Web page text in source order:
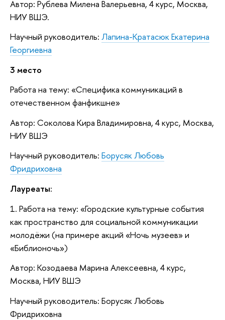
Автор: Рублева Милена Валерьевна, 4 курс, Москва,
НИУ ВШЭ.
Научный руководитель: Лапина-Кратасюк Екатерина
Георгиевна
3 место
Работа на тему: «Специфика коммуникаций в
отечественном фанфикшне»
Автор: Соколова Кира Владимировна, 4 курс, Москва,
НИУ ВШЭ
Научный руководитель: Борусяк Любовь
Фридриховна
Лауреаты:
1. Работа на тему: «Городские культурные события
как пространство для социальной коммуникации
молодёжи (на примере акций «Ночь музеев» и
«Библионочь»)
Автор: Козодаева Марина Алексеевна, 4 курс,
Москва, НИУ ВШЭ
Научный руководитель: Борусяк Любовь
Фридриховна